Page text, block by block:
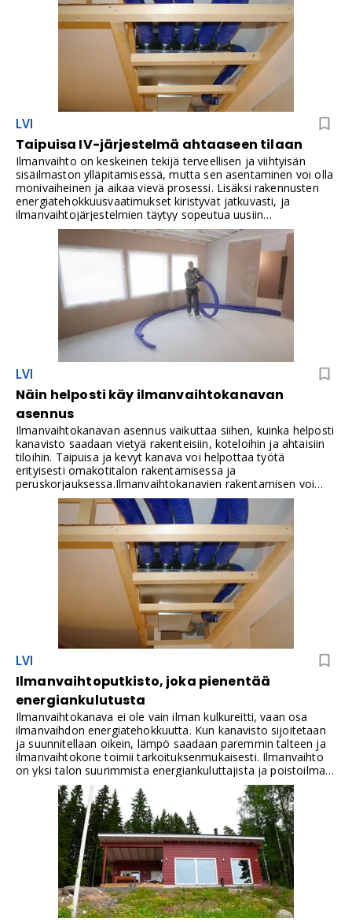
LVI
Taipuisa IV-järjestelmä ahtaaseen tilaan
Ilmanvaihto on keskeinen tekijä terveellisen ja viihtyisän
sisäilmaston ylläpitämisessä, mutta sen asentaminen voi olla
monivaiheinen ja aikaa vievä prosessi. Lisäksi rakennusten
energiatehokkuusvaatimukset kiristyvät jatkuvasti, ja
ilmanvaihtojärjestelmien täytyy sopeutua uusiin
normeihin.Vallox BlueSky on suunniteltu erityisesti
suomalaisen rakentamisen vaatimuksiin – se on kompakti,
energiatehokas ja asennusystävällinen. Sen avulla
saavutetaan raikas sisäilma helposti ja kustannustehokkaasti,
ilman monimutkaisia asennusvaiheita tai suuria kotelointeja.
Jos arvostat hyvää ilmanlaatua, energiansäästöä ja
vaivatonta asennusta, Vallox BlueSky on valinta, joka tuo
mukanaan merkittäviä etuja niin asukkaille kuin
rakennusprojekteillekin.
LVI
Näin helposti käy ilmanvaihtokanavan
asennus
Ilmanvaihtokanavan asennus vaikuttaa siihen, kuinka helposti
kanavisto saadaan vietyä rakenteisiin, koteloihin ja ahtaisiin
tiloihin. Taipuisa ja kevyt kanava voi helpottaa työtä
erityisesti omakotitalon rakentamisessa ja
peruskorjauksessa.Ilmanvaihtokanavien rakentamisen voi
tehdä jopa itse, kun valitsee kanavajärjestelmäksi Vallox
BlueSkyn. Seinäjokelainen Mikko Fiskaali valitsi BlueSky -
kanavajärjestelmän jo toistamiseen, koska se on helppo
asentaa. Häneltä kului kanaviston rakentamiseen noin neljä
LVI
Ilmanvaihtoputkisto, joka pienentää
energiankulutusta
Ilmanvaihtokanava ei ole vain ilman kulkureitti, vaan osa
ilmanvaihdon energiatehokkuutta. Kun kanavisto sijoitetaan
ja suunnitellaan oikein, lämpö saadaan paremmin talteen ja
ilmanvaihtokone toimii tarkoituksenmukaisesti. Ilmanvaihto
on yksi talon suurimmista energiankuluttajista ja poistoilman
lämmön talteenotto on tehokas tapa säästää energiaa.
Paljon puhuttu lämmön talteenoton vuosihyötysuhde kertoo,
kuinka paljon poistoilman lämpöenergiasta voidaan
hyödyntää sisään tulevan ilman lämmittämiseen.
Ilmanvaihdon todelliseen energiankulutukseen vaikuttaa
käytännössä moni muukin asia, joita ei E-lukulaskennassa
huomioida lainkaan. Jotta ilmanvaihtolaitteen lämmön
talteenotto toimii tarkoitetulla tavalla, poistoilma pitää tuoda
ilmanvaihtolaitteelle luonnollisesti lämpimänä. Mikäli
poistoilma jäähtyy ullakolle asennetuissa kanavissa, se
huonontaa lämmön talteenoton toimintaa.Jos ilma jäähtyy